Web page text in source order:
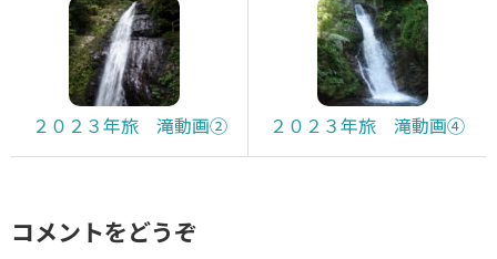
２０２３年旅 滝動画② ２０２３年旅 滝動画④
コメントをどうぞ